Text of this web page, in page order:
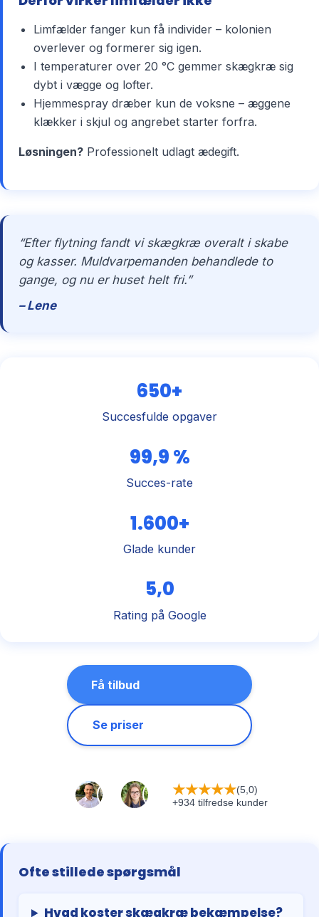
Limfælder fanger kun få individer – kolonien
overlever og formerer sig igen.
I temperaturer over 20 °C gemmer skægkræ sig
dybt i vægge og lofter.
Hjemmespray dræber kun de voksne – æggene
klækker i skjul og angrebet starter forfra.
Løsningen? Professionelt udlagt ædegift.
“Efter flytning fandt vi skægkræ overalt i skabe
og kasser. Muldvarpemanden behandlede to
gange, og nu er huset helt fri.”
– Lene
650+
Succesfulde opgaver
99,9 %
Succes-rate
1.600+
Glade kunder
5,0
Rating på Google
Få tilbud
Se priser
★★★★★(5,0)
+934 tilfredse kunder
Ofte stillede spørgsmål
Hvad koster skægkræ bekæmpelse?